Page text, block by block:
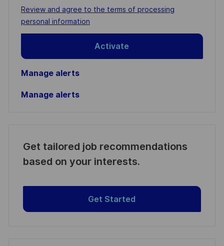
address
(Required)
Required
Review and agree to the terms of processing
personal information
Activate
Manage alerts
Manage alerts
Get tailored job recommendations
based on your interests.
Get Started